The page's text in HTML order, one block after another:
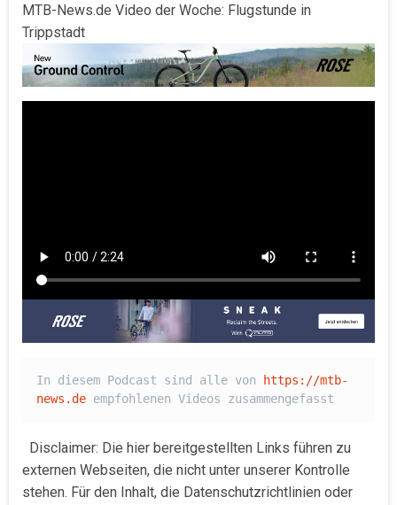
MTB-News.de Video der Woche: Flugstunde in
Trippstadt
In diesem Podcast sind alle von
https://mtb-
news.de empfohlenen Videos zusammengefasst
Disclaimer: Die hier bereitgestellten Links führen zu
externen Webseiten, die nicht unter unserer Kontrolle
stehen. Für den Inhalt, die Datenschutzrichtlinien oder